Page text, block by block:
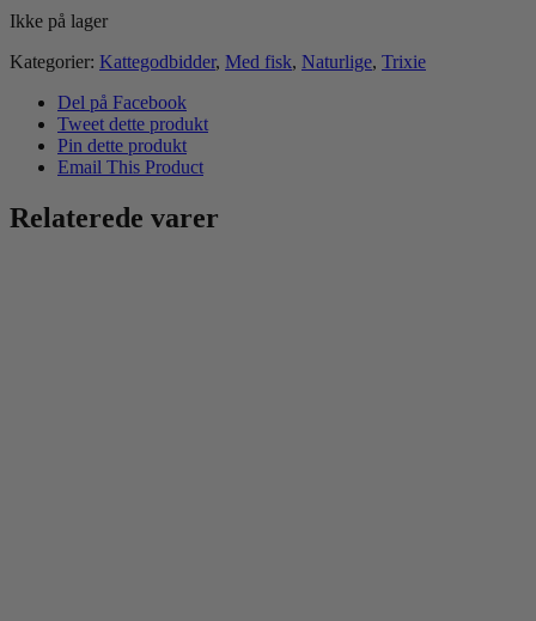
Ikke på lager
Kategorier: Kattegodbidder, Med fisk, Naturlige, Trixie
Del på Facebook
Tweet dette produkt
Pin dette produkt
Email This Product
Relaterede varer